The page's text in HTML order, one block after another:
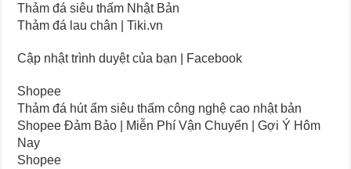
Thảm đá siêu thấm Nhật Bản
Thảm đá lau chân | Tiki.vn
Cập nhật trình duyệt của bạn | Facebook
Shopee
Thảm đá hút ẩm siêu thấm công nghệ cao nhật bản
Shopee Đảm Bảo | Miễn Phí Vận Chuyển | Gợi Ý Hôm
Nay
Shopee